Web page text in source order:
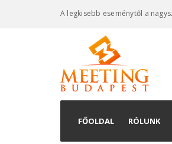
A legkisebb eseménytől a
FŐOLDAL RÓLUNK